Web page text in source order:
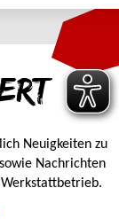
Neuigkeiten zu
Nachrichten